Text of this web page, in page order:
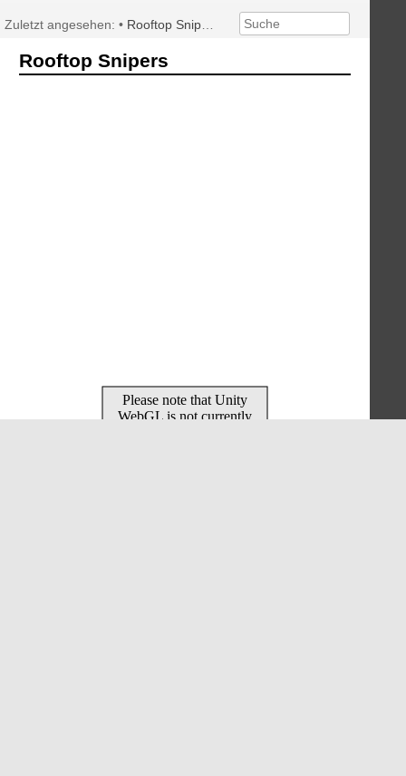
Zuletzt angesehen: • Rooftop Snipers
Rooftop Snipers